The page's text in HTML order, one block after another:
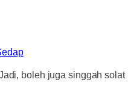
boleh juga singgah solat